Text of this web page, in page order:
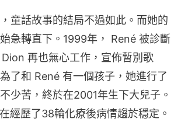
童話故事的結局不過如此。而她的
急轉直下。1999年， René 被診斷
再也無心工作，宣佈暫別歌
了和 René 有一個孩子，她進行了
少苦，終於在2001年生下大兒子。
經歷了38輪化療後病情趨於穩定。